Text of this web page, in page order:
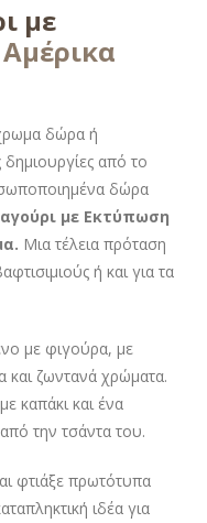
με
δώρα ή
δημιουργίες από το
δώρα
με Εκτύπωση
Μια τέλεια πρόταση
ή και για τα
με φιγούρα, με
ζωντανά χρώματα.
καπάκι και ένα
την τσάντα του.
φτιάξε πρωτότυπα
ιδέα για